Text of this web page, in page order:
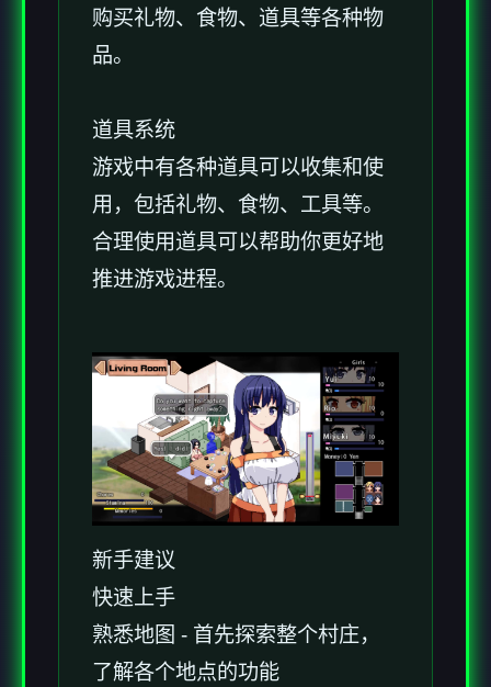
购买礼物、食物、道具等各种物
品。
道具系统
游戏中有各种道具可以收集和使
用，包括礼物、食物、工具等。
合理使用道具可以帮助你更好地
推进游戏进程。
新手建议
快速上手
熟悉地图 - 首先探索整个村庄，
了解各个地点的功能